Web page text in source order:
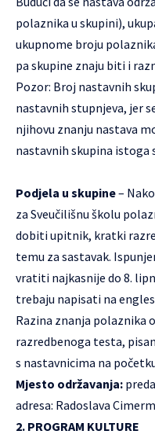
polaznika u skupini),
ukupnome broju
pa skupine znaju biti i
Pozor: Broj nastavnih
nastavnih stupnjeva, jer
njihovu znanju nastava
nastavnih skupina istoga
Podjela u skupine–
za Sveučilišnu školu
dobiti upitnik, kratki
temu za sastavak.
vratiti najkasnije do 8.
trebaju napisati na
Razina znanja polaznika
razredbenoga testa,
s nastavnicima na
Mjesto održavanja:
adresa: Radoslava
2. PROGRAM KULTURE